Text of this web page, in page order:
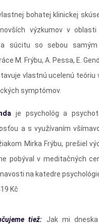
bohatej klinickej
výzkumov v oblasti
súcitu so sebou samým
M. Frýbu, A. Pessa, E.
vlastnú ucelenú teóriu
symptómov.
je psychológ a
a s využívaním
Mirka Frýbu, prešiel
pobýval v meditačných
na katedre psychológie
Kč
tiež: Jak mi